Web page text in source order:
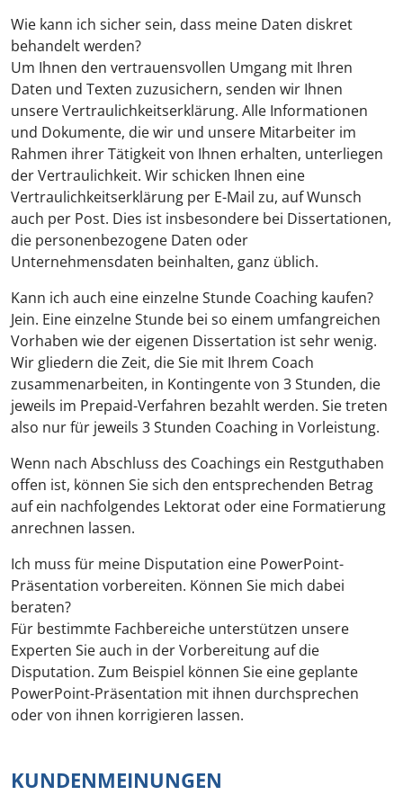
Wie kann ich sicher sein, dass meine Daten diskret
behandelt werden?
Um Ihnen den vertrauensvollen Umgang mit Ihren
Daten und Texten zuzusichern, senden wir Ihnen
unsere Vertraulichkeitserklärung. Alle Informationen
und Dokumente, die wir und unsere Mitarbeiter im
Rahmen ihrer Tätigkeit von Ihnen erhalten, unterliegen
der Vertraulichkeit. Wir schicken Ihnen eine
Vertraulichkeitserklärung per E-Mail zu, auf Wunsch
auch per Post. Dies ist insbesondere bei Dissertationen,
die personenbezogene Daten oder
Unternehmensdaten beinhalten, ganz üblich.
Kann ich auch eine einzelne Stunde Coaching kaufen?
Jein. Eine einzelne Stunde bei so einem umfangreichen
Vorhaben wie der eigenen Dissertation ist sehr wenig.
Wir gliedern die Zeit, die Sie mit Ihrem Coach
zusammenarbeiten, in Kontingente von 3 Stunden, die
jeweils im Prepaid-Verfahren bezahlt werden. Sie treten
also nur für jeweils 3 Stunden Coaching in Vorleistung.
Wenn nach Abschluss des Coachings ein Restguthaben
offen ist, können Sie sich den entsprechenden Betrag
auf ein nachfolgendes Lektorat oder eine Formatierung
anrechnen lassen.
Ich muss für meine Disputation eine PowerPoint-
Präsentation vorbereiten. Können Sie mich dabei
beraten?
Für bestimmte Fachbereiche unterstützen unsere
Experten Sie auch in der Vorbereitung auf die
Disputation. Zum Beispiel können Sie eine geplante
PowerPoint-Präsentation mit ihnen durchsprechen
oder von ihnen korrigieren lassen.
KUNDENMEINUNGEN